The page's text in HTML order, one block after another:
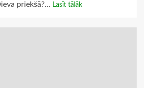
priekšā?... Lasīt tālāk